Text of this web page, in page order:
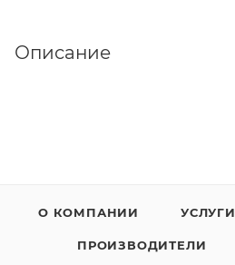
Описание
О КОМПАНИИ УСЛУГИ
ПРОИЗВОДИТЕЛИ